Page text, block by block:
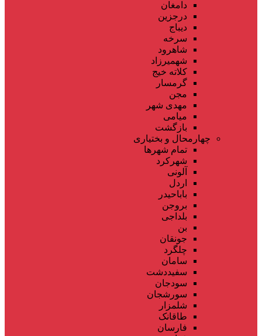
دامغان
درجزین
دیباج
سرخه
شاهرود
شهمیرزاد
کلاته خیج
گرمسار
مجن
مهدی شهر
میامی
بازگشت
چهارمحال و بختیاری
تمام شهر‌ها
شهرکرد
آلونی
اردل
باباحیدر
بروجن
بلداجی
بن
جونقان
چلگرد
سامان
سفیددشت
سودجان
سورشجان
شلمزار
طاقانک
فارسان